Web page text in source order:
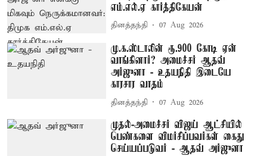
எம்.எல்.ஏ கார்த்திகேயன்
தினத்தந்தி 07 Aug 2026
மு.க.ஸ்டாலின் ரூ.900 கோடி ஏன்
வாங்கினார்? அமைச்சர் ஆதவ்
அர்ஜுனா - உதயநிதி இடையே
காரசார வாதம்
தினத்தந்தி 07 Aug 2026
முதல்-அமைச்சர் விஜய் ஆட்சியில்
பெண்களை விமர்சிப்பவர்கள் கைது
செய்யப்படுவர் - ஆதவ் அர்ஜுனா